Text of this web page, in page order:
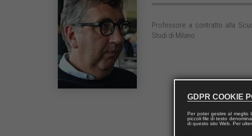
Professore a contratto alla
Studi di Milano.
GDPR COOKIE
Per poter gestire al meglio
piccoli file di testo
di questo sito Web. Per